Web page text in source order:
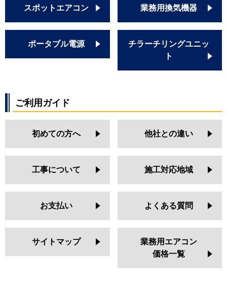
スポットエアコン 業務用換気機器
ポータブル電源
チラーチリングユニッ
ト
ご利用ガイド
初めての方へ 他社との違い
工事について 施工対応地域
お支払い よくある質問
サイトマップ
業務用エアコン
価格一覧